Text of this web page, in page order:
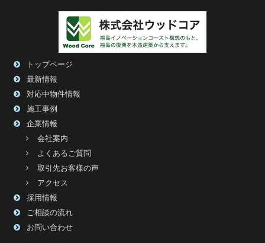
トップページ
最新情報
対応中物件情報
施工事例
企業情報
会社案内
よくあるご質問
取引先お客様の声
アクセス
採用情報
ご相談の流れ
お問い合わせ